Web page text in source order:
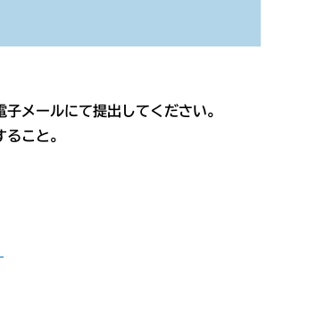
メールにて提出してください。
こと。